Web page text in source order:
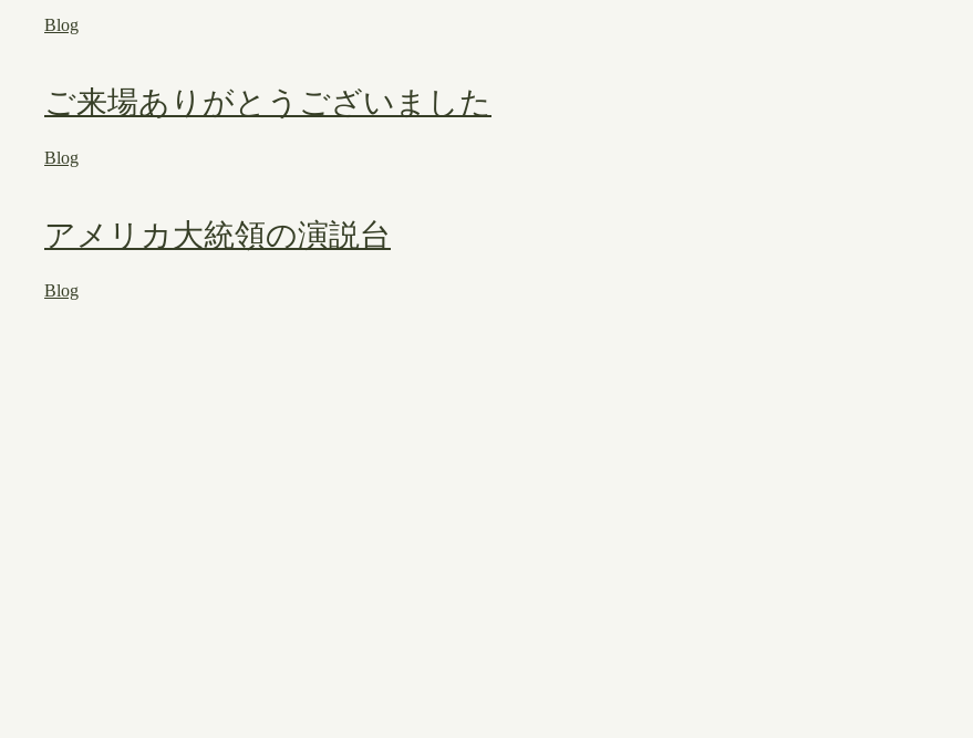
Blog
ご来場ありがとうございました
Blog
アメリカ大統領の演説台
Blog